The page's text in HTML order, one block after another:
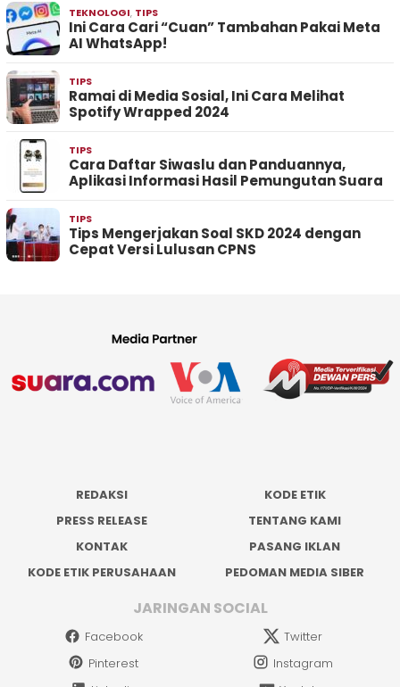
TEKNOLOGI, TIPS
Ini Cara Cari “Cuan” Tambahan Pakai Meta
AI WhatsApp!
TIPS
Ramai di Media Sosial, Ini Cara Melihat
Spotify Wrapped 2024
TIPS
Cara Daftar Siwaslu dan Panduannya,
Aplikasi Informasi Hasil Pemungutan Suara
TIPS
Tips Mengerjakan Soal SKD 2024 dengan
Cepat Versi Lulusan CPNS
REDAKSI
KODE ETIK
PRESS RELEASE
TENTANG KAMI
KONTAK
PASANG IKLAN
KODE ETIK PERUSAHAAN
PEDOMAN MEDIA SIBER
JARINGAN SOCIAL
Facebook
Twitter
Pinterest
Instagram